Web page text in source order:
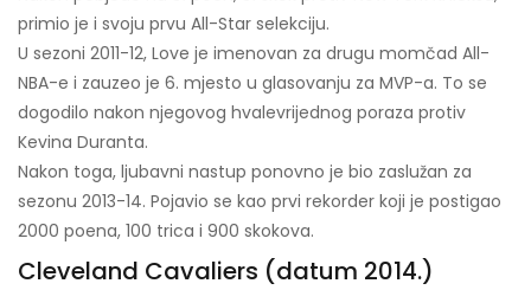
primio je i svoju prvu All-Star selekciju.
U sezoni 2011-12, Love je imenovan za drugu momčad All-
NBA-e i zauzeo je 6. mjesto u glasovanju za MVP-a. To se
dogodilo nakon njegovog hvalevrijednog poraza protiv
Kevina Duranta.
Nakon toga, ljubavni nastup ponovno je bio zaslužan za
sezonu 2013-14. Pojavio se kao prvi rekorder koji je postigao
2000 poena, 100 trica i 900 skokova.
Cleveland Cavaliers (datum 2014.)